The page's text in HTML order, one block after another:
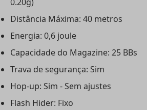
Distância Máxima: 40 metros
Energia: 0,6 joule
Capacidade do Magazine: 25 BBs
Trava de segurança: Sim
Hop-up: Sim - Sem ajustes
Flash Hider: Fixo